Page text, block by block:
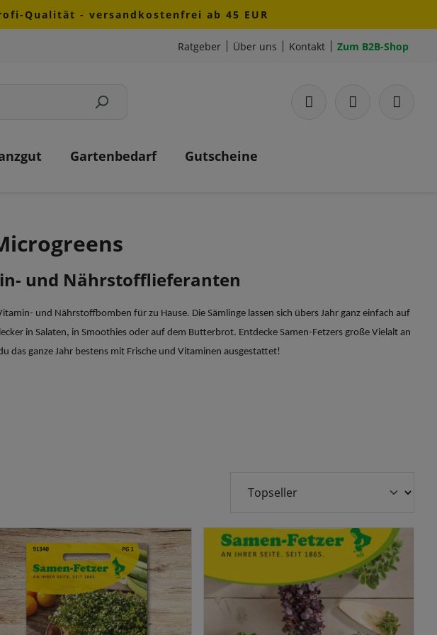
Qualität - versandkostenfrei ab 45 EUR
Ratgeber Über uns Kontakt Zum B2B-Shop
Gartenbedarf Gutscheine
und Nährstofflieferanten
und Nährstoffbomben für zu Hause. Die Sämlinge lassen sich übers Jahr ganz einfach auf
in Salaten, in Smoothies oder auf dem Butterbrot. Entdecke Samen-Fetzers große Vielalt an
das ganze Jahr bestens mit Frische und Vitaminen ausgestattet!